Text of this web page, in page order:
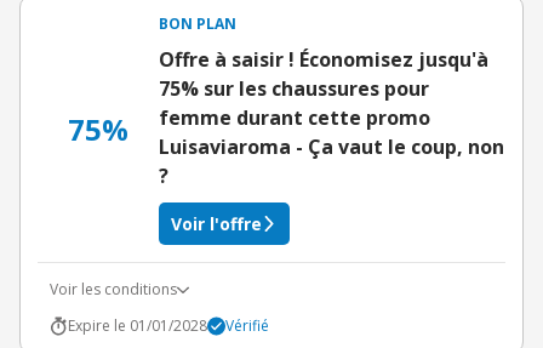
75%
BON PLAN
Offre à saisir ! Économisez jusqu'à
75% sur les chaussures pour
femme durant cette promo
Luisaviaroma - Ça vaut le coup, non
?
Voir l'offre
Voir les conditions
Expire le 01/01/2028
Vérifié